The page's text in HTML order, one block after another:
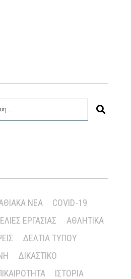
ΝΈΑ
COVID-19
ΕΡΓΑΣΊΑΣ
ΑΘΛΗΤΙΚΆ
ΔΕΛΤΊΑ ΤΎΠΟΥ
ΔΙΚΑΣΤΙΚΌ
ΙΣΤΟΡΊΑ